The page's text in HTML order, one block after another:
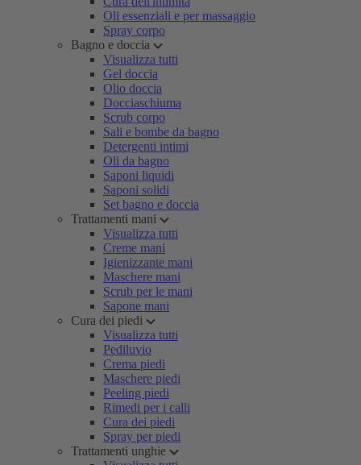
Oli essenziali e per massaggio
Spray corpo
Bagno e doccia
Visualizza tutti
Gel doccia
Olio doccia
Docciaschiuma
Scrub corpo
Sali e bombe da bagno
Detergenti intimi
Oli da bagno
Saponi liquidi
Saponi solidi
Set bagno e doccia
Trattamenti mani
Visualizza tutti
Creme mani
Igienizzante mani
Maschere mani
Scrub per le mani
Sapone mani
Cura dei piedi
Visualizza tutti
Pediluvio
Crema piedi
Maschere piedi
Peeling piedi
Rimedi per i calli
Cura dei piedi
Spray per piedi
Trattamenti unghie